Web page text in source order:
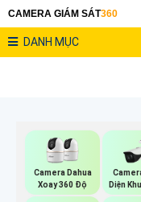
CAMERA GIÁM SÁT360
DANH MỤC
Camera Dahua
Xoay 360 Độ
Diện